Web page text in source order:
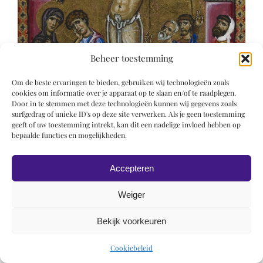
Beheer toestemming
Om de beste ervaringen te bieden, gebruiken wij technologieën zoals
cookies om informatie over je apparaat op te slaan en/of te raadplegen.
Door in te stemmen met deze technologieën kunnen wij gegevens zoals
surfgedrag of unieke ID's op deze site verwerken. Als je geen toestemming
geeft of uw toestemming intrekt, kan dit een nadelige invloed hebben op
bepaalde functies en mogelijkheden.
Accepteren
Weiger
Bekijk voorkeuren
Cookiebeleid
© 2019 Roel Wiechers | Powered by